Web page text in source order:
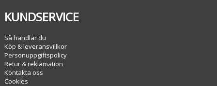
KUNDSERVICE
Så handlar du
Köp & leveransvillkor
Personuppgiftspolicy
Retur & reklamation
Kontakta oss
Cookies